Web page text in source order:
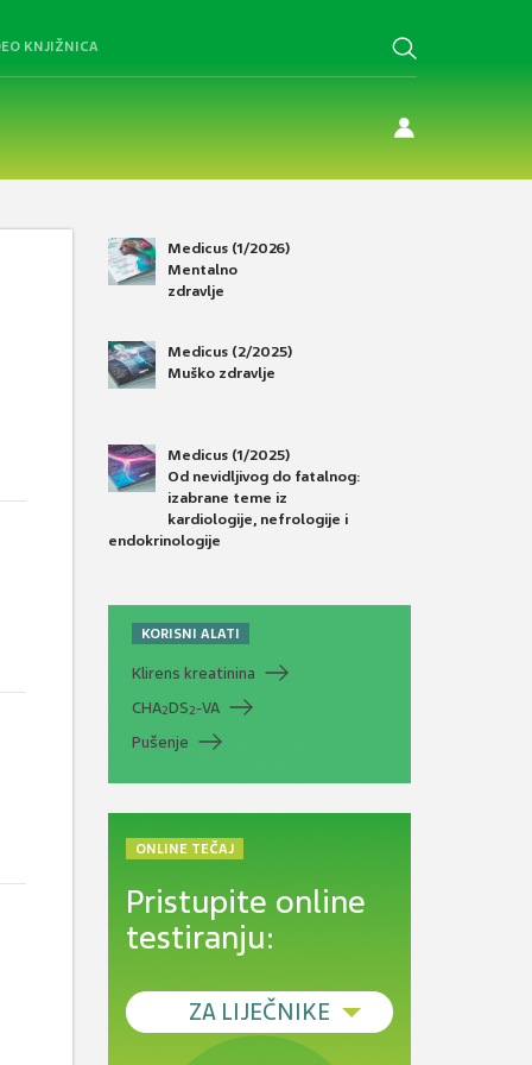
KNJIŽNICA
Medicus (1/2026)
Mentalno
zdravlje
Medicus (2/2025)
Muško zdravlje
Medicus (1/2025)
Od nevidljivog do fatalnog:
izabrane teme iz
kardiologije, nefrologije i
endokrinologije
KORISNI ALATI
Klirens kreatinina
CHA2DS2-VA
Pušenje
ONLINE TEČAJ
Pristupite online
testiranju:
ZA LIJEČNIKE